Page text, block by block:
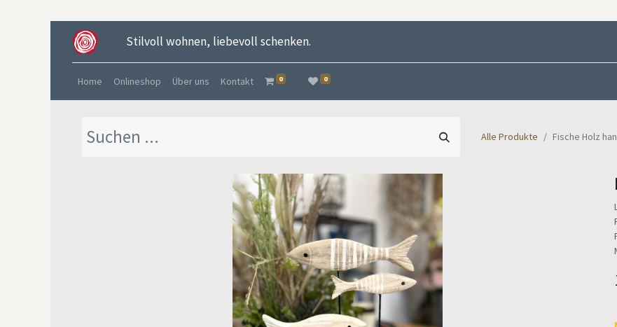
Stilvoll wohnen, liebevoll schenken.
Home Onlineshop Über uns Kontakt 0 0
Alle Produkte Fische Holz